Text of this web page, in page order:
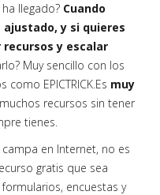
llegado? Cuando
y si quieres
y escalar
Muy sencillo con los
EPICTRICK.Es muy
recursos sin tener
tienes.
en Internet, no es
gratis que sea
encuestas y